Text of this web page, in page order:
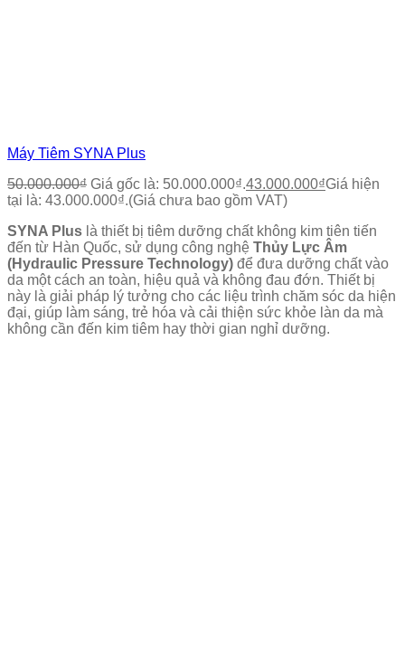
Máy Tiêm SYNA Plus
50.000.000₫ Giá gốc là: 50.000.000₫.43.000.000₫Giá hiện
tại là: 43.000.000₫.(Giá chưa bao gồm VAT)
SYNA Plus là thiết bị tiêm dưỡng chất không kim tiên tiến
đến từ Hàn Quốc, sử dụng công nghệ Thủy Lực Âm
(Hydraulic Pressure Technology) để đưa dưỡng chất vào
da một cách an toàn, hiệu quả và không đau đớn. Thiết bị
này là giải pháp lý tưởng cho các liệu trình chăm sóc da hiện
đại, giúp làm sáng, trẻ hóa và cải thiện sức khỏe làn da mà
không cần đến kim tiêm hay thời gian nghỉ dưỡng.